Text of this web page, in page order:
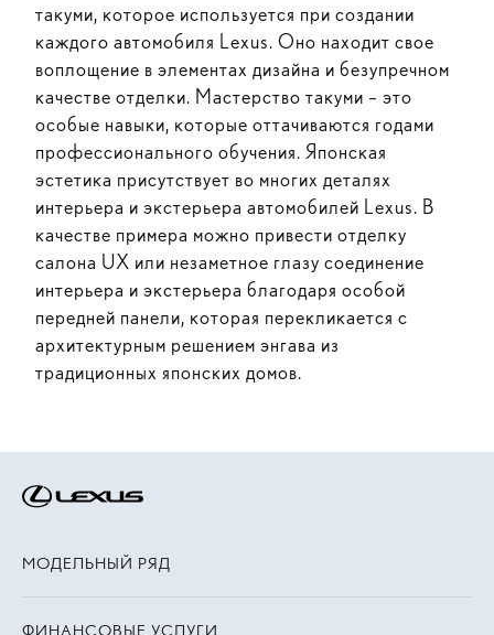
такуми, которое используется при создании
каждого автомобиля Lexus. Оно находит свое
воплощение в элементах дизайна и безупречном
качестве отделки. Мастерство такуми – это
особые навыки, которые оттачиваются годами
профессионального обучения. Японская
эстетика присутствует во многих деталях
интерьера и экстерьера автомобилей Lexus. В
качестве примера можно привести отделку
салона UX или незаметное глазу соединение
интерьера и экстерьера благодаря особой
передней панели, которая перекликается с
архитектурным решением энгава из
традиционных японских домов.
МОДЕЛЬНЫЙ РЯД
ФИНАНСОВЫЕ УСЛУГИ